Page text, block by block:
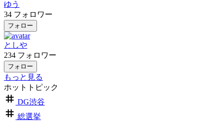
ゆう
34 フォロワー
フォロー
としや
234 フォロワー
フォロー
もっと見る
ホットトピック
DG渋谷
総選挙